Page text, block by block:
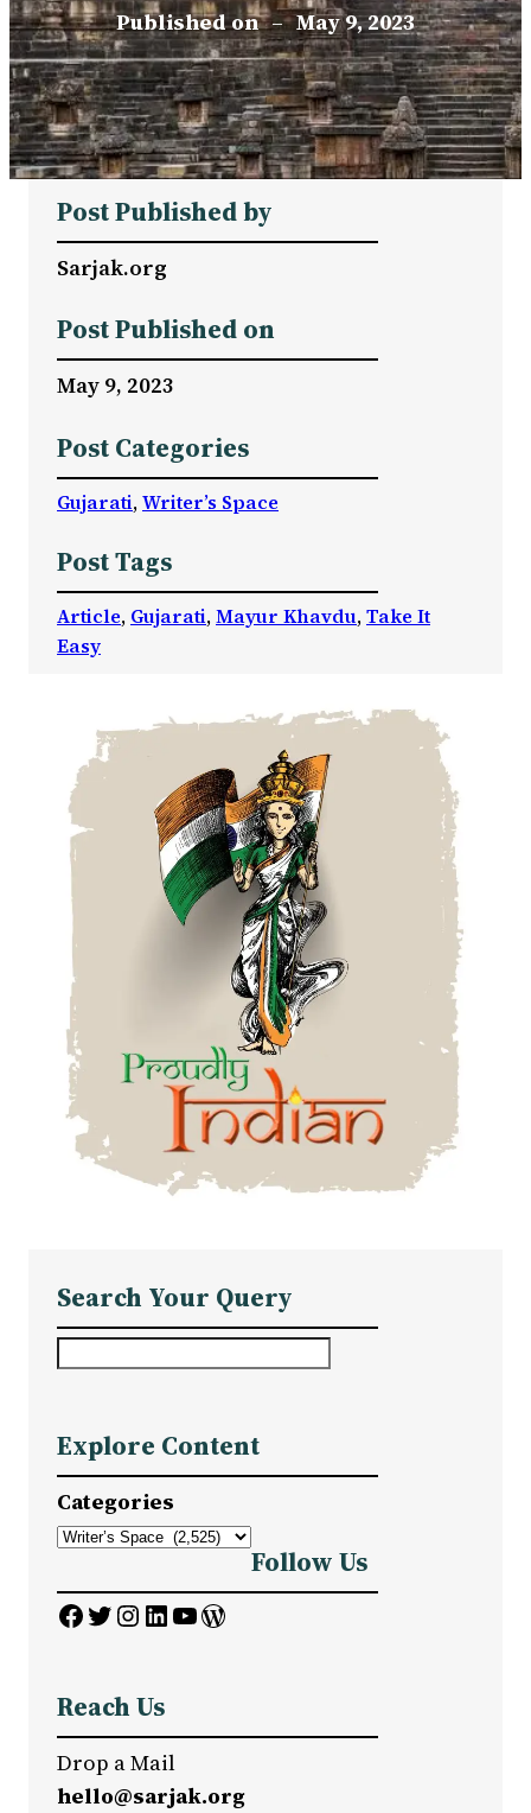
Published on – May 9, 2023
Post Published by
Sarjak.org
Post Published on
May 9, 2023
Post Categories
Gujarati, Writer’s Space
Post Tags
Article, Gujarati, Mayur Khavdu, Take It
Easy
Search Your Query
r
c
h
Explore Content
Categories
Follow Us
Facebook Twitter InstagramLinkedIn YouTube WordPress
Reach Us
Drop a Mail
hello@sarjak.org